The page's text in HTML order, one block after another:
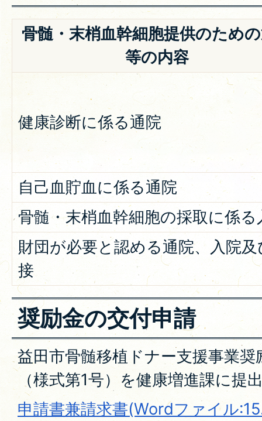
骨髄・末梢血幹細胞提供のため
等の内容
健康診断に係る通院
自己血貯血に係る通院
骨髄・末梢血幹細胞の採取に係る
財団が必要と認める通院、入院及
接
奨励金の交付申請
益田市骨髄移植ドナー支援事業奨
（様式第1号）を健康増進課に提
申請書兼請求書(Wordファイル